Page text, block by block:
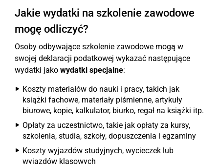
Jakie wydatki na szkolenie zawodowe
mogę odliczyć?
Osoby odbywające szkolenie zawodowe mogą w
swojej deklaracji podatkowej wykazać następujące
wydatki jako wydatki specjalne:
Koszty materiałów do nauki i pracy, takich jak
książki fachowe, materiały piśmienne, artykuły
biurowe, kopie, kalkulator, biurko, regał na książki itp.
Opłaty za uczestnictwo, takie jak opłaty za kursy,
szkolenia, studia, szkoły, dopuszczenia i egzaminy
Koszty wyjazdów studyjnych, wycieczek lub
wyjazdów klasowych